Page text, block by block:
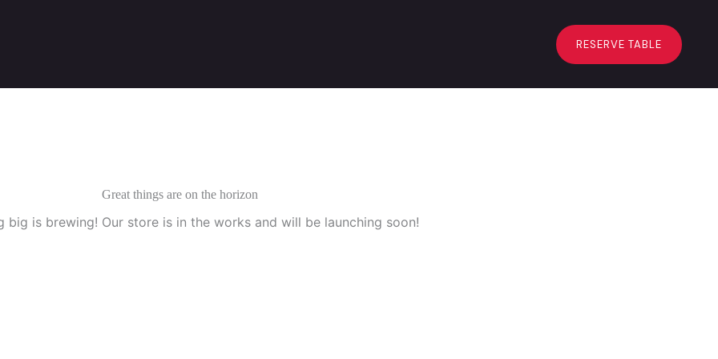
RESERVE TABLE
Great things are on the horizon
big is brewing! Our store is in the works and will be launching soon!